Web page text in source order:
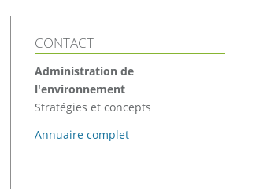
CONTACT
Administration de
l'environnement
Stratégies et concepts
Annuaire complet